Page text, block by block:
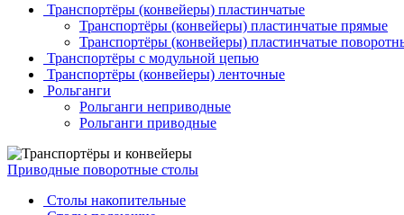
Транспортёры (конвейеры) пластинчатые
Транспортёры (конвейеры) пластинчатые прямые
Транспортёры (конвейеры) пластинчатые
Транспортёры с модульной цепью
Транспортёры (конвейеры) ленточные
Рольганги
Рольганги неприводные
Рольганги приводные
Приводные поворотные столы
Столы накопительные